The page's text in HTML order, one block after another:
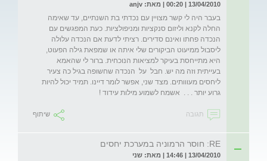
13/04/2010 | 00:20 | מאת: anjv
בעבר היה לי קשר מצויין עם נכדתי בת השנתיים, עד שאימה
החלה לקנא וליזום סנקציות ומניפולציות. כעת המפגשים עם
הנכדה פחתו ואינם סדירים. רציתי לדעת אם הנכדה עלולה
ליסבול ממיעוט הביקורים שלי איתה או שמפאת גילה הפעוט,
היא מתייחסת בעיקר למציאות הנוכחית. ברור לי שהאמא
בעייתית וזה מה יש. חבל  על  הנכדה שחשופה בגיל כה צעיר
ליחסים מעווותים. מצד שני, אפשר לומר דיינו. תמיד יכול להיות
גרוע יותר . . .  אשמח לשמוע מילות עידוד !
תגובה שיתוף
RE: חוסר הרמוניה במערכת יחסים
13/04/2010 | 14:46 | מאת: שני